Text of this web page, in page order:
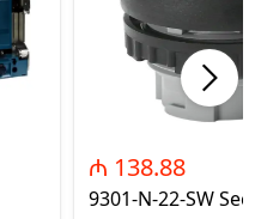
₼ 138.88
9301-N-22-SW